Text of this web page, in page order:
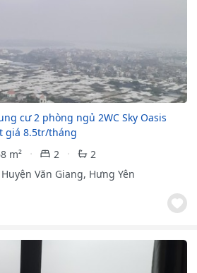
cư 2 phòng ngủ 2WC Sky Oasis
giá 8.5tr/tháng
m² 2
2
Huyện Văn Giang, Hưng Yên